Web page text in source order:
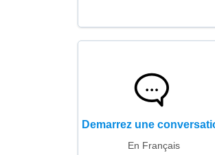
Demarrez une
En Français